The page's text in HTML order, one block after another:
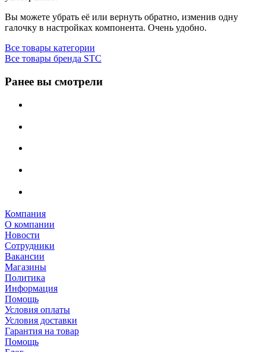
Вы можете убрать её или вернуть обратно, изменив одну
галочку в настройках компонента. Очень удобно.
Все товары категории
Все товары бренда STC
Ранее вы смотрели
Компания
О компании
Новости
Сотрудники
Вакансии
Магазины
Политика
Информация
Помощь
Условия оплаты
Условия доставки
Гарантия на товар
Помощь